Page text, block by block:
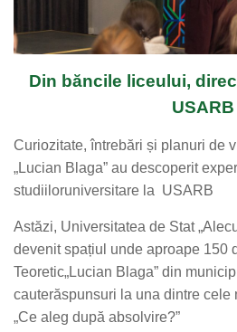
Din băncile liceului,
USARB
Curiozitate,întrebări și planuri de
„Lucian Blaga” au descoperit
studiiloruniversitare la USARB
Astăzi, Universitatea de Stat
devenit spațiul unde aproape 150
Teoretic„Lucian Blaga” din
cauterăspunsuri la una dintre cele
„Ce aleg după absolvire?”